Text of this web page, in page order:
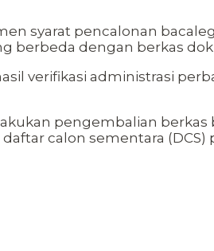
syarat pencalonan
berbeda dengan berkas
verifikasi administrasi
pengembalian berkas
calon sementara (DCS)